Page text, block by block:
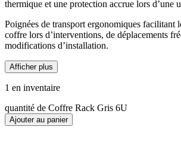
thermique et une protection accrue lors d’une
Poignées de transport ergonomiques facilitant
coffre lors d’interventions, de déplacements
modifications d’installation.
Afficher plus
1 en inventaire
quantité de Coffre Rack Gris 6U
Ajouter au panier